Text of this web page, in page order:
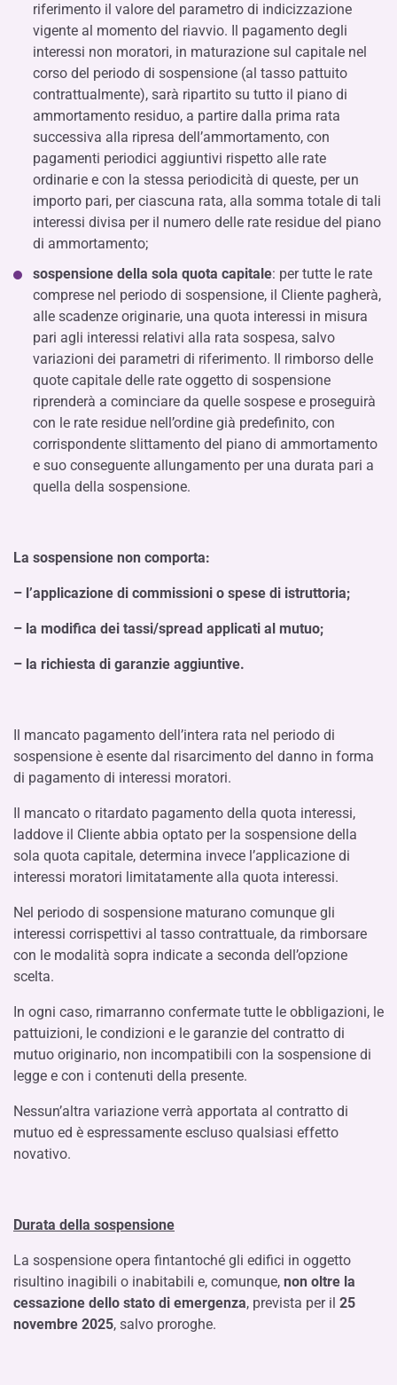
riferimento il valore del parametro di indicizzazione
vigente al momento del riavvio. Il pagamento degli
interessi non moratori, in maturazione sul capitale nel
corso del periodo di sospensione (al tasso pattuito
contrattualmente), sarà ripartito su tutto il piano di
ammortamento residuo, a partire dalla prima rata
successiva alla ripresa dell’ammortamento, con
pagamenti periodici aggiuntivi rispetto alle rate
ordinarie e con la stessa periodicità di queste, per un
importo pari, per ciascuna rata, alla somma totale di tali
interessi divisa per il numero delle rate residue del piano
di ammortamento;
sospensione della sola quota capitale: per tutte le rate
comprese nel periodo di sospensione, il Cliente pagherà,
alle scadenze originarie, una quota interessi in misura
pari agli interessi relativi alla rata sospesa, salvo
variazioni dei parametri di riferimento. Il rimborso delle
quote capitale delle rate oggetto di sospensione
riprenderà a cominciare da quelle sospese e proseguirà
con le rate residue nell’ordine già predefinito, con
corrispondente slittamento del piano di ammortamento
e suo conseguente allungamento per una durata pari a
quella della sospensione.
La sospensione non comporta:
– l’applicazione di commissioni o spese di istruttoria;
– la modifica dei tassi/spread applicati al mutuo;
– la richiesta di garanzie aggiuntive.
Il mancato pagamento dell’intera rata nel periodo di
sospensione è esente dal risarcimento del danno in forma
di pagamento di interessi moratori.
Il mancato o ritardato pagamento della quota interessi,
laddove il Cliente abbia optato per la sospensione della
sola quota capitale, determina invece l’applicazione di
interessi moratori limitatamente alla quota interessi.
Nel periodo di sospensione maturano comunque gli
interessi corrispettivi al tasso contrattuale, da rimborsare
con le modalità sopra indicate a seconda dell’opzione
scelta.
In ogni caso, rimarranno confermate tutte le obbligazioni, le
pattuizioni, le condizioni e le garanzie del contratto di
mutuo originario, non incompatibili con la sospensione di
legge e con i contenuti della presente.
Nessun’altra variazione verrà apportata al contratto di
mutuo ed è espressamente escluso qualsiasi effetto
novativo.
Durata della sospensione
La sospensione opera fintantoché gli edifici in oggetto
risultino inagibili o inabitabili e, comunque, non oltre la
cessazione dello stato di emergenza, prevista per il 25
novembre 2025, salvo proroghe.